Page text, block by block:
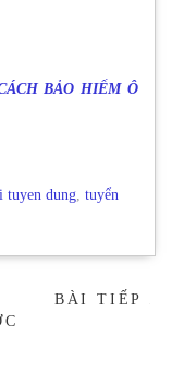
BẢO HIỂM Ô
tuyen dung, tuyển
BÀI TIẾP→